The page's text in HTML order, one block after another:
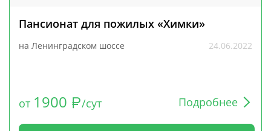
Пансионат для пожилых «Химки»
на Ленинградском шоссе 24.06.2022
от 1900 /сут Подробнее